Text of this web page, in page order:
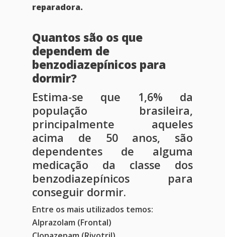
reparadora.
Quantos são os que
dependem de
benzodiazepínicos para
dormir?
Estima-se que 1,6% da
população brasileira,
principalmente aqueles
acima de 50 anos, são
dependentes de alguma
medicação da classe dos
benzodiazepínicos para
conseguir dormir.
Entre os mais utilizados temos:
Alprazolam (Frontal)